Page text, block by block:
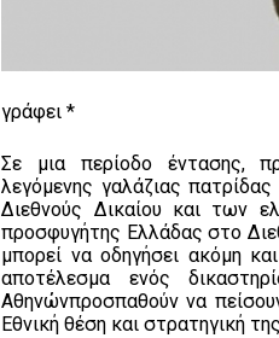
γράφει *
Σε μια περίοδο έντασης,
λεγόμενης γαλάζιας
Διεθνούς Δικαίου και των
προσφυγήτης Ελλάδας στο
μπορεί να οδηγήσει ακόμη
αποτέλεσμα ενός
Αθηνώνπροσπαθούν να
Εθνική θέση και στρατηγική